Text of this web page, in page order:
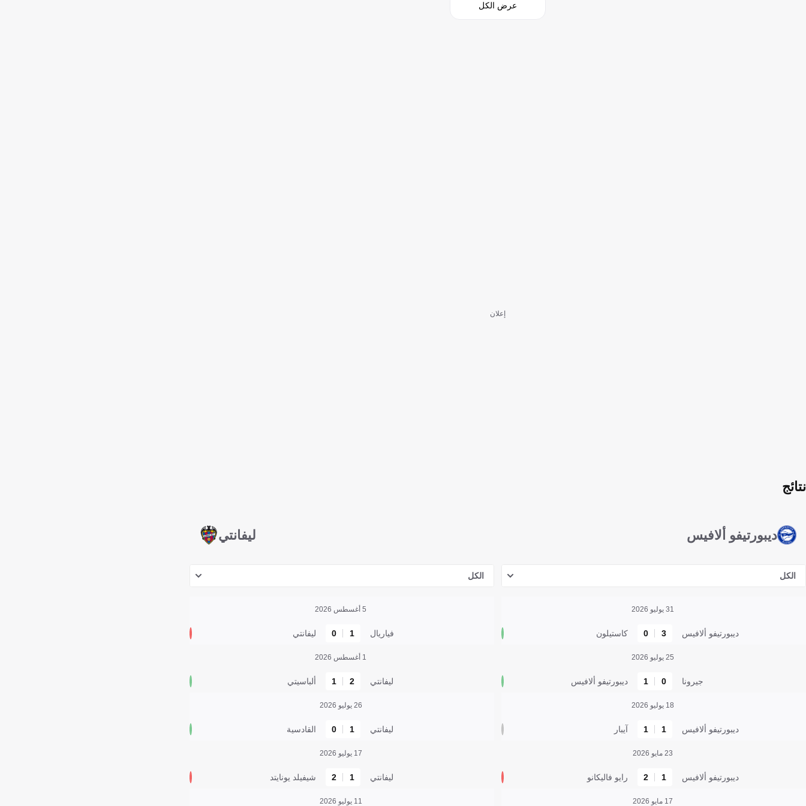
عرض الكل
إعلان
ديبورتيفو ألافيس
نتائج
ليفانتي
الكل
31 يوليو 2026
ديبورتيفو ألافيس 3
0 كاستيلون
25 يوليو 2026
جيرونا 0
1 ديبورتيفو ألافيس
18 يوليو 2026
ديبورتيفو ألافيس 1
1 آيبار
23 مايو 2026
ديبورتيفو ألافيس 1
2 رايو فاليكانو
17 مايو 2026
الكل
5 أغسطس 2026
فياريال 1
0 ليفانتي
1 أغسطس 2026
ليفانتي 2
1 ألباسيتي
26 يوليو 2026
ليفانتي 1
0 القادسية
17 يوليو 2026
ليفانتي 1
2 شيفيلد يونايتد
11 يوليو 2026